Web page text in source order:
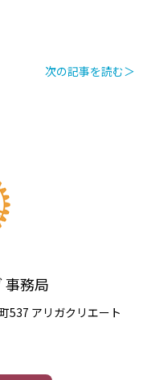
次の記事を読む＞
事務局
537 アリガクリエート